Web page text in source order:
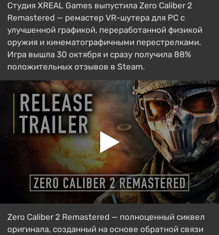
Студия XREAL Games выпустила Zero Caliber 2
Remastered — ремастер VR-шутера для PC с
улучшенной графикой, переработанной физикой
оружия и кинематографичными перестрелками.
Игра вышла 30 октября и сразу получила 88%
положительных отзывов в Steam.
Zero Caliber 2 Remastered — полноценный сиквел
оригинала, созданный на основе обратной связи